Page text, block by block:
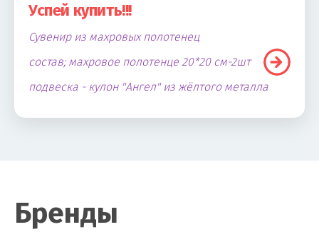
Успей купить!!!
Сувенир из махровых полотенец
состав; махровое полотенце 20*20 см-2шт
подвеска - кулон "Ангел" из жёлтого металла
Бренды